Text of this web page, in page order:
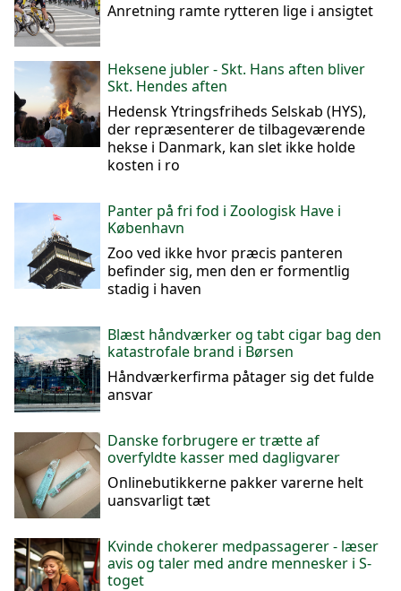
Anretning ramte rytteren lige i ansigtet
Heksene jubler - Skt. Hans aften bliver
Skt. Hendes aften
Hedensk Ytringsfriheds Selskab (HYS),
der repræsenterer de tilbageværende
hekse i Danmark, kan slet ikke holde
kosten i ro
Panter på fri fod i Zoologisk Have i
København
Zoo ved ikke hvor præcis panteren
befinder sig, men den er formentlig
stadig i haven
Blæst håndværker og tabt cigar bag den
katastrofale brand i Børsen
Håndværkerfirma påtager sig det fulde
ansvar
Danske forbrugere er trætte af
overfyldte kasser med dagligvarer
Onlinebutikkerne pakker varerne helt
uansvarligt tæt
Kvinde chokerer medpassagerer - læser
avis og taler med andre mennesker i S-
toget